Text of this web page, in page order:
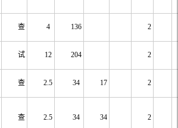
查 4 136 2
试 12 204 2
查 2.5 34 17 2
查 2.5 34 34 2